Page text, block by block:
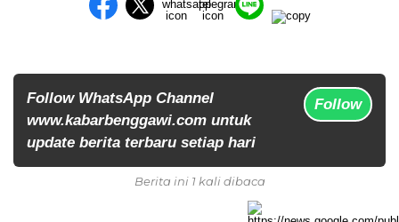
Follow WhatsApp Channel
www.kabarbenggawi.com untuk
update berita terbaru setiap hari
Follow
Berita ini 1 kali dibaca